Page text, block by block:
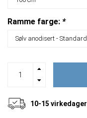
Ramme farge: *
10-15 virkedager